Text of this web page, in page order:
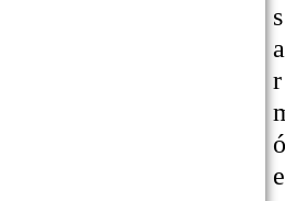
s
a
r
ó
e